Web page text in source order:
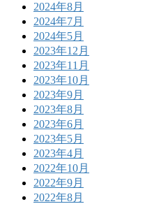
2024年8月
2024年7月
2024年5月
2023年12月
2023年11月
2023年10月
2023年9月
2023年8月
2023年6月
2023年5月
2023年4月
2022年10月
2022年9月
2022年8月